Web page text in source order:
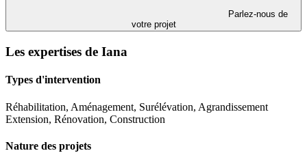
Parlez-nous de
votre projet
Les expertises de Iana
Types d'intervention
Réhabilitation, Aménagement, Surélévation, Agrandissement
Extension, Rénovation, Construction
Nature des projets